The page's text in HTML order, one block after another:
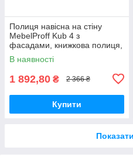
Полиця навісна на стіну
MebelProff Kub 4 з
фасадами, книжкова полиця,
декоративна полиця в
кімнату, будинок.
В наявності
1 892,80 ₴ 2 366 ₴
Купити